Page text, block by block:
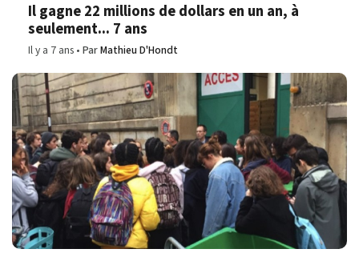
Il gagne 22 millions de dollars en un an, à
seulement... 7 ans
Il y a 7 ans ParMathieu D'Hondt